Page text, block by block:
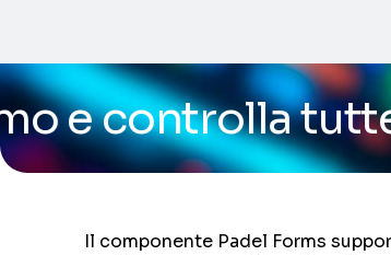
tutte le
Il componente Padel Forms